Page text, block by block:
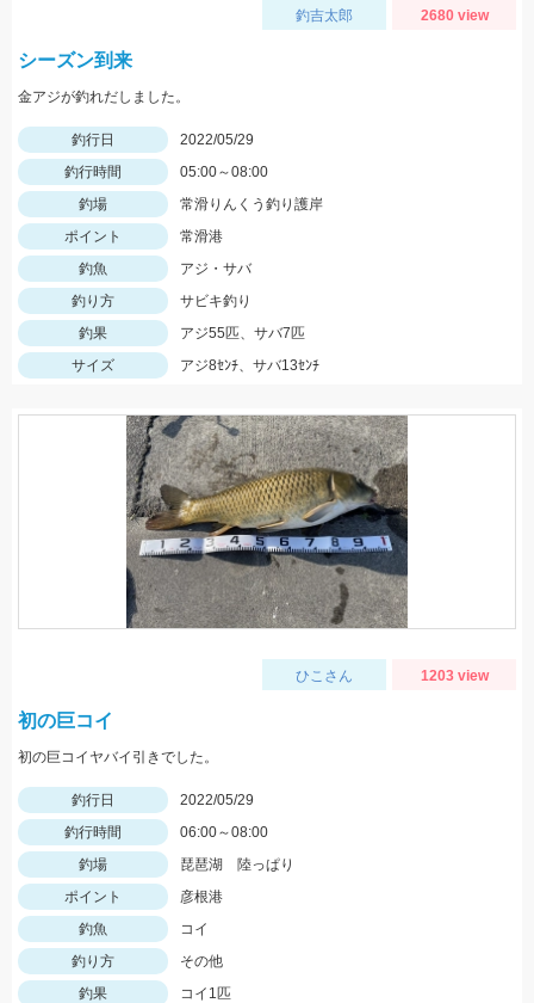
釣吉太郎 2680 view
シーズン到来
金アジが釣れだしました。
釣行日
2022/05/29
釣行時間
05:00～08:00
釣場
常滑りんくう釣り護岸
ポイント
常滑港
釣魚
アジ・サバ
釣り方
サビキ釣り
釣果
アジ55匹、サバ7匹
サイズ
アジ8ｾﾝﾁ、サバ13ｾﾝﾁ
ひこさん 1203 view
初の巨コイ
初の巨コイヤバイ引きでした。
釣行日
2022/05/29
釣行時間
06:00～08:00
釣場
琵琶湖 陸っぱり
ポイント
彦根港
釣魚
コイ
釣り方
その他
釣果
コイ1匹